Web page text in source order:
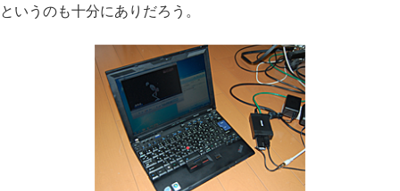
というのも十分にありだろう。